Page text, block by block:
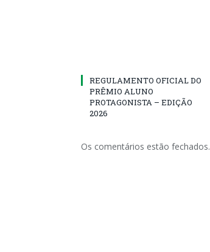
REGULAMENTO OFICIAL DO
PRÊMIO ALUNO
PROTAGONISTA – EDIÇÃO
2026
Os comentários estão fechados.